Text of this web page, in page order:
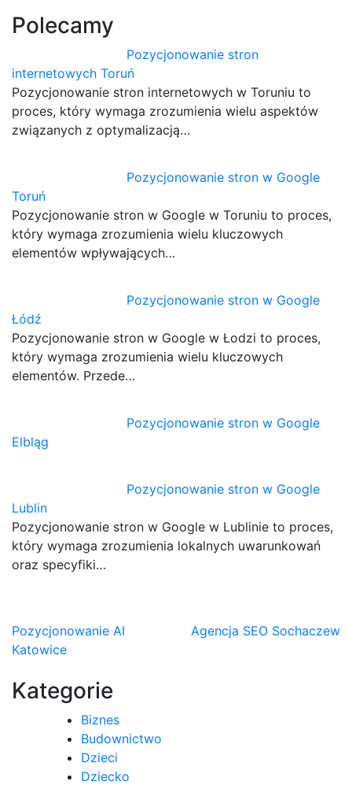
Polecamy
Pozycjonowanie stron
internetowych Toruń
Pozycjonowanie stron internetowych w Toruniu to
proces, który wymaga zrozumienia wielu aspektów
związanych z optymalizacją…
Pozycjonowanie stron w Google
Toruń
Pozycjonowanie stron w Google w Toruniu to proces,
który wymaga zrozumienia wielu kluczowych
elementów wpływających…
Pozycjonowanie stron w Google
Łódź
Pozycjonowanie stron w Google w Łodzi to proces,
który wymaga zrozumienia wielu kluczowych
elementów. Przede…
Pozycjonowanie stron w Google
Elbląg
Pozycjonowanie stron w Google
Lublin
Pozycjonowanie stron w Google w Lublinie to proces,
który wymaga zrozumienia lokalnych uwarunkowań
oraz specyfiki…
Nawigacja
wpisu
Pozycjonowanie AI
Katowice
Agencja SEO Sochaczew
Kategorie
Biznes
Budownictwo
Dzieci
Dziecko